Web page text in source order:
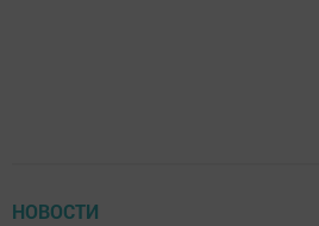
НОВОСТИ